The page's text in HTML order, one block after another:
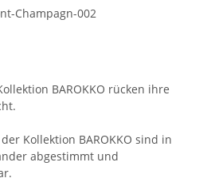
Champagn-002
BAROKKO rücken ihre
Kollektion BAROKKO sind in
abgestimmt und